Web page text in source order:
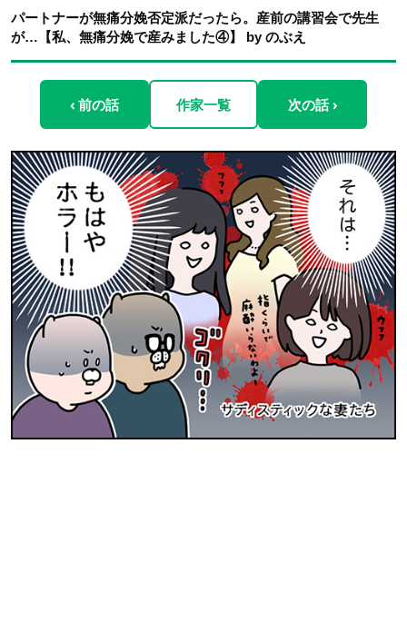
パートナーが無痛分娩否定派だったら。産前の講習会で先生
が…【私、無痛分娩で産みました④】 by のぶえ
‹ 前の話 作家一覧 次の話 ›